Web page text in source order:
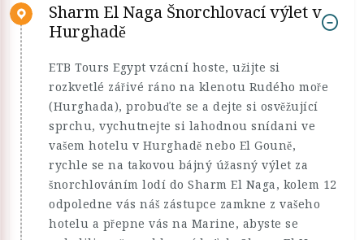
Sharm El Naga Šnorchlovací výlet v
Hurghadě
ETB Tours Egypt vzácní hoste, užijte si
rozkvetlé zářivé ráno na klenotu Rudého moře
(Hurghada), probuďte se a dejte si osvěžující
sprchu, vychutnejte si lahodnou snídani ve
vašem hotelu v Hurghadě nebo El Gouně,
rychle se na takovou bájný úžasný výlet za
šnorchlováním lodí do Sharm El Naga, kolem 12
odpoledne vás náš zástupce zamkne z vašeho
hotelu a přepne vás na Marine, abyste se